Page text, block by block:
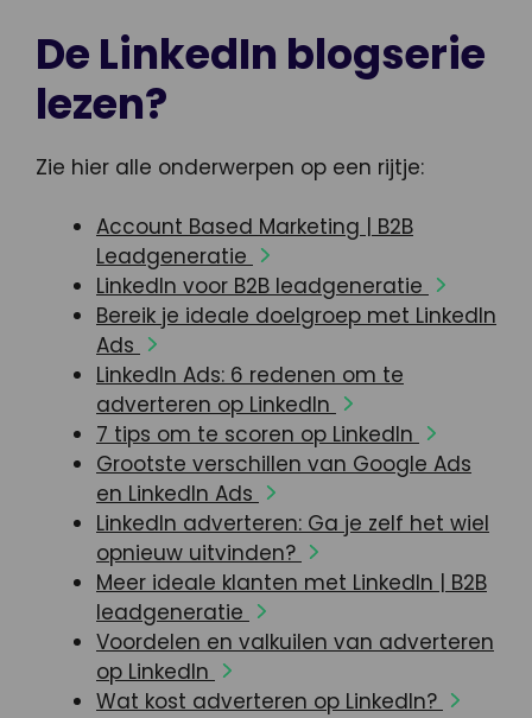
De LinkedIn blogserie
lezen?
Zie hier alle onderwerpen op een rijtje:
Account Based Marketing | B2B
Leadgeneratie
LinkedIn voor B2B leadgeneratie
Bereik je ideale doelgroep met LinkedIn
Ads
LinkedIn Ads: 6 redenen om te
adverteren op LinkedIn
7 tips om te scoren op LinkedIn
Grootste verschillen van Google Ads
en LinkedIn Ads
LinkedIn adverteren: Ga je zelf het wiel
opnieuw uitvinden?
Meer ideale klanten met LinkedIn | B2B
leadgeneratie
Voordelen en valkuilen van adverteren
op LinkedIn
Wat kost adverteren op LinkedIn?